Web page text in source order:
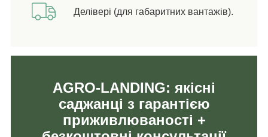
Делівері (для габаритних вантажів).
AGRO-LANDING: якісні
саджанці з гарантією
приживлюваності +